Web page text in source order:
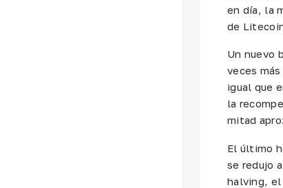
en día, la
de
Un nuevo
veces
igual que
la
mitad
El último
se redujo
halving, el